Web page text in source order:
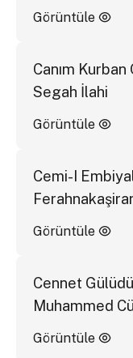
Görüntüle
Canım
Segah İlahi
Görüntüle
Cemi-I
Görüntüle
Cennet
Muhammed
Görüntüle